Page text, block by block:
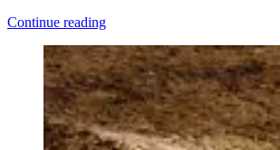
Continue reading